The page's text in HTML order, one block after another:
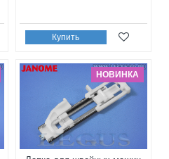
Купить
НОВИНКА